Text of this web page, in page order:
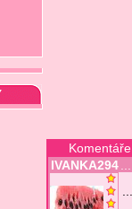
Komentáře
IVANKA294